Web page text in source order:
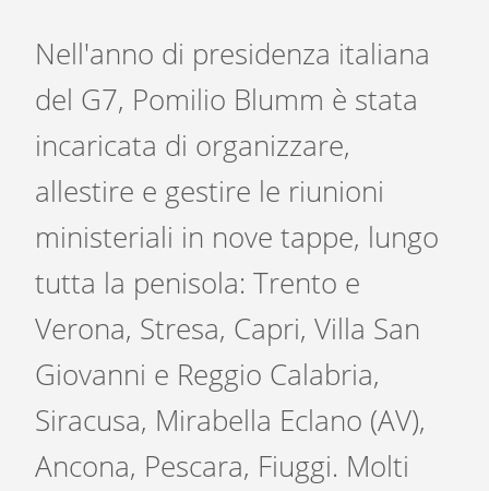
Nell'anno di presidenza italiana
del G7, Pomilio Blumm è stata
incaricata di organizzare,
allestire e gestire le riunioni
ministeriali in nove tappe, lungo
tutta la penisola: Trento e
Verona, Stresa, Capri, Villa San
Giovanni e Reggio Calabria,
Siracusa, Mirabella Eclano (AV),
Ancona, Pescara, Fiuggi. Molti